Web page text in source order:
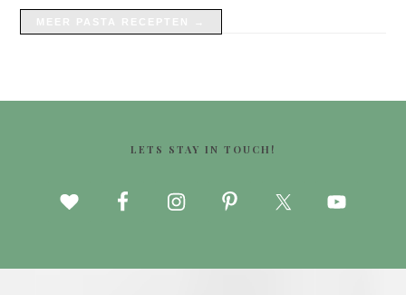
LETS STAY IN TOUCH!